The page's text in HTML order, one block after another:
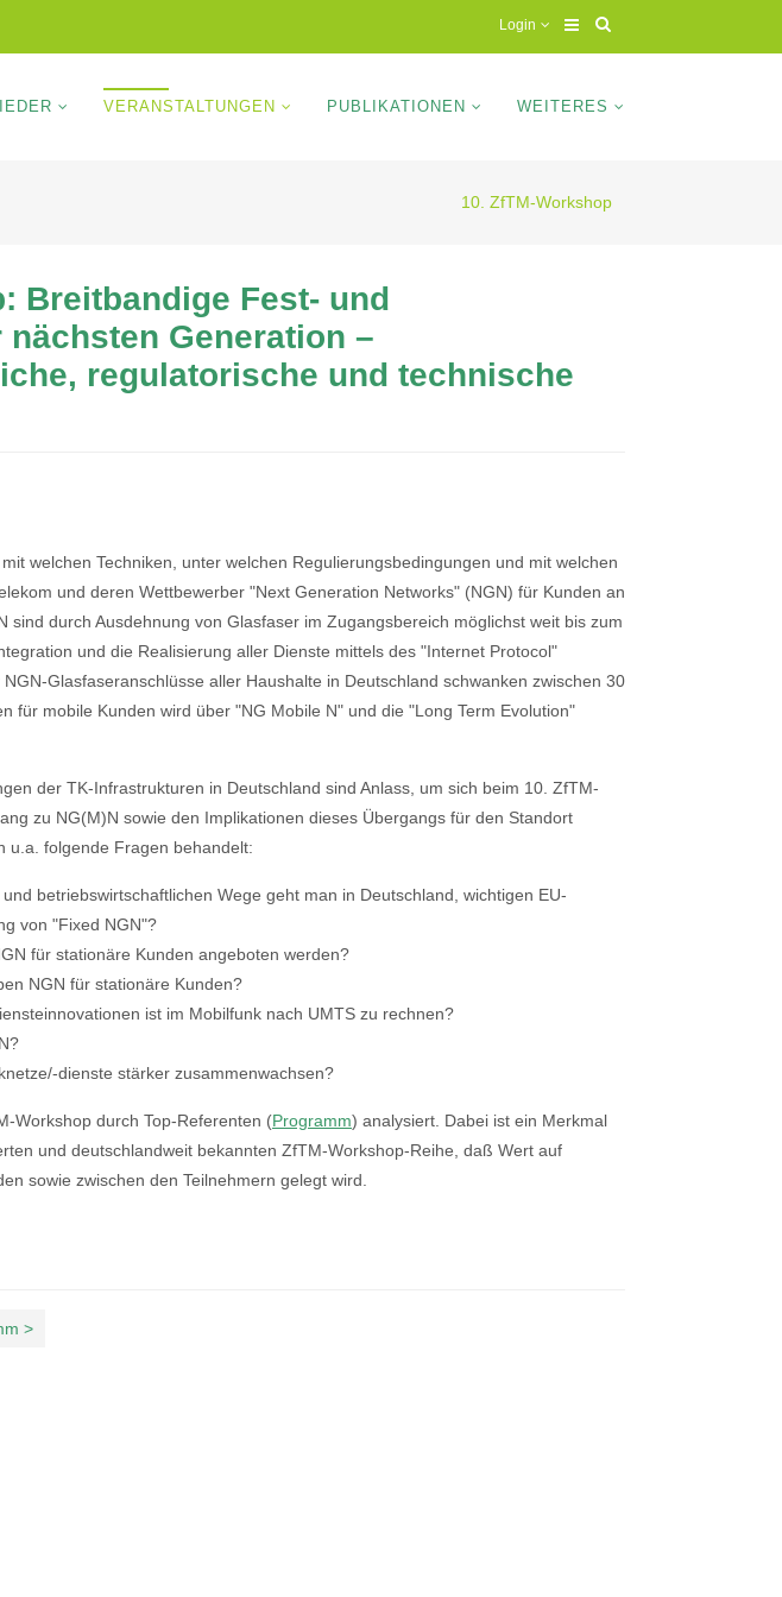
Login
VERANSTALTUNGEN PUBLIKATIONEN WEITERES
10. ZfTM-Workshop
Breitbandige Fest- und
Generation –
regulatorische und technische
welchen Techniken, unter welchen Regulierungsbedingungen und mit welchen
und deren Wettbewerber "Next Generation Networks" (NGN) für Kunden an
sind durch Ausdehnung von Glasfaser im Zugangsbereich möglichst weit bis zum
und die Realisierung aller Dienste mittels des "Internet Protocol"
Glasfaseranschlüsse aller Haushalte in Deutschland schwanken zwischen 30
für mobile Kunden wird über "NG Mobile N" und die "Long Term Evolution"
der TK-Infrastrukturen in Deutschland sind Anlass, um sich beim 10. ZfTM-
zu NG(M)N sowie den Implikationen dieses Übergangs für den Standort
u.a. folgende Fragen behandelt:
betriebswirtschaftlichen Wege geht man in Deutschland, wichtigen EU-
von "Fixed NGN"?
für stationäre Kunden angeboten werden?
NGN für stationäre Kunden?
ist im Mobilfunk nach UMTS zu rechnen?
dienste stärker zusammenwachsen?
Workshop durch Top-Referenten (Programm) analysiert. Dabei ist ein Merkmal
und deutschlandweit bekannten ZfTM-Workshop-Reihe, daß Wert auf
sowie zwischen den Teilnehmern gelegt wird.
>